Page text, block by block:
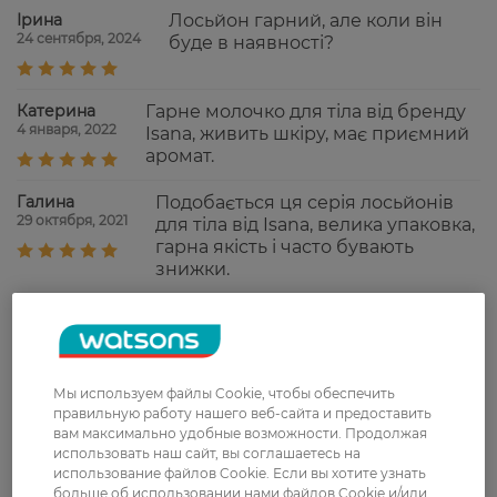
Ірина
24 сентября, 2024
Лосьйон гарний, але коли він
буде в наявності?
Катерина
4 января, 2022
Гарне молочко для тіла від бренду
Isana, живить шкіру, має приємний
аромат.
Галина
29 октября, 2021
Подобається ця серія лосьйонів
для тіла від Isana, велика упаковка,
гарна якість і часто бувають
знижки.
8 июля, 2021
на вологу після водних процедур
шкіру наноситься легко, швидко
всмоктується і чудово доглядає за
шкірою.
Катерина
10 июня, 2021
Дивний попередній відгук... Купую
засоби для догляду за шкірою Isana
Мы используем файлы Cookie, чтобы обеспечить
правильную работу нашего веб-сайта и предоставить
вам максимально удобные возможности. Продолжая
использовать наш сайт, вы соглашаетесь на
использование файлов Cookie. Если вы хотите узнать
больше об использовании нами файлов Cookie и/или